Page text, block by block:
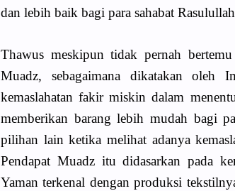
dan lebih baik bagi para sahabat
Thawus meskipun tidak pernah
Muadz, sebagaimana dikatakan oleh
kemaslahatan fakir miskin dalam
memberikan barang lebih mudah bagi
pilihan lain ketika melihat adanya
Pendapat Muadz itu didasarkan pada
Yaman terkenal dengan produksi